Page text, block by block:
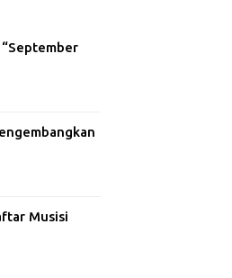
Musisi